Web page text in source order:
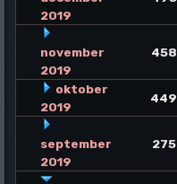
2019
november
2019
458
oktober
2019
449
september
2019
275